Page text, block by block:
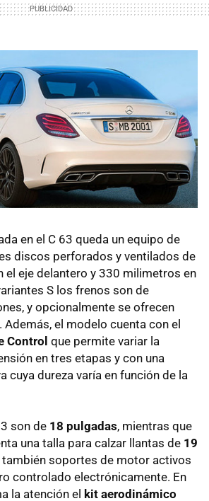
en el C 63 queda un equipo de
discos perforados y ventilados de
el eje delantero y 330 milimetros en
S los frenos son de
y opcionalmente se ofrecen
el modelo cuenta con el
Control que permite variar la
en tres etapas y con una
cuya dureza varía en función de la
son de 18 pulgadas, mientras que
una talla para calzar llantas de 19
también soportes de motor activos
controlado electrónicamente. En
la atención el kit aerodinámico